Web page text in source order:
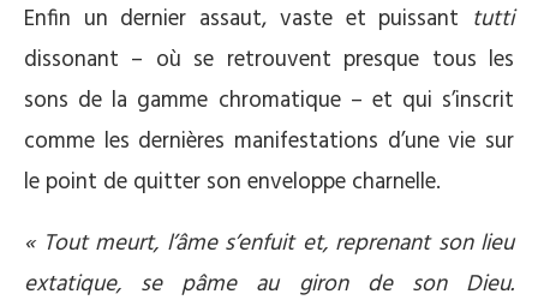
Enfin un dernier assaut, vaste et puissant tutti
dissonant – où se retrouvent presque tous les
sons de la gamme chromatique – et qui s’inscrit
comme les dernières manifestations d’une vie sur
le point de quitter son enveloppe charnelle.
« Tout meurt, l’âme s’enfuit et, reprenant son lieu
extatique, se pâme au giron de son Dieu.